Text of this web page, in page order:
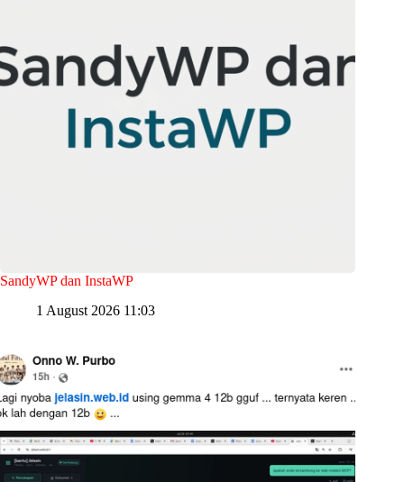
SandyWP dan InstaWP
1 August 2026 11:03